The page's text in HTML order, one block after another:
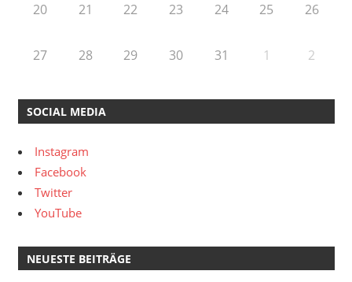
20 21 22 23 24 25 26
27 28 29 30 31 1 2
SOCIAL MEDIA
Instagram
Facebook
Twitter
YouTube
NEUESTE BEITRÄGE